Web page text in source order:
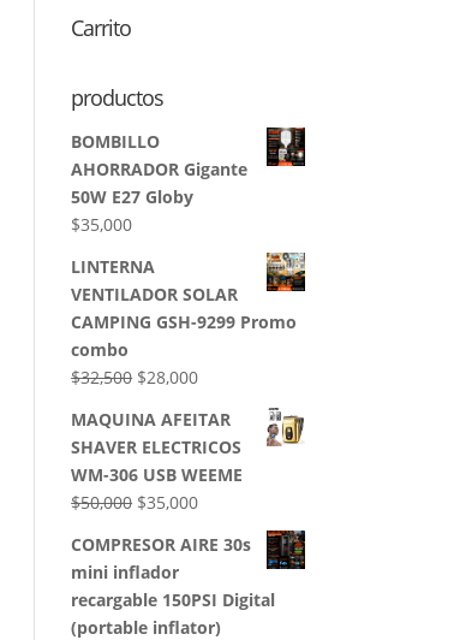
Carrito
productos
BOMBILLO
AHORRADOR Gigante
50W E27 Globy
$35,000
LINTERNA
VENTILADOR SOLAR
CAMPING GSH-9299 Promo
combo
$32,500 El
original
era:
$32,500.
$28,000El
actual
es:
$28,000.
MAQUINA AFEITAR
SHAVER ELECTRICOS
WM-306 USB WEEME
$50,000 El
original
era:
$50,000.
$35,000El
actual
$35,000.
COMPRESOR AIRE 30s
mini inflador
recargable 150PSI Digital
(portable inflator)